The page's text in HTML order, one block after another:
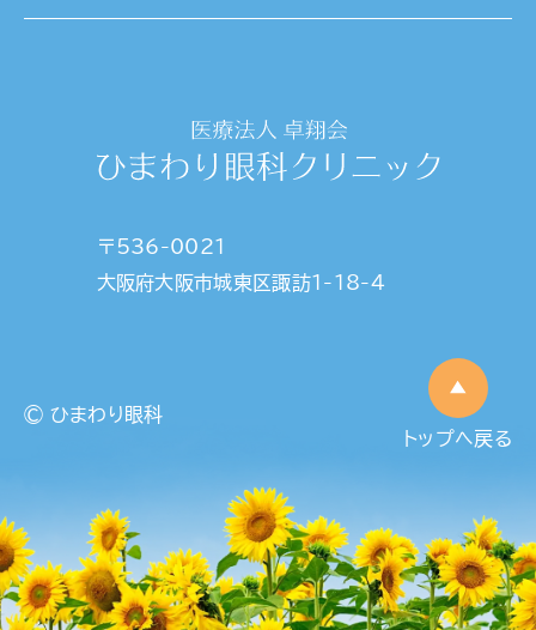
〒536-0021
大阪府大阪市城東区諏訪1-18-4
© ひまわり眼科
トップへ戻る